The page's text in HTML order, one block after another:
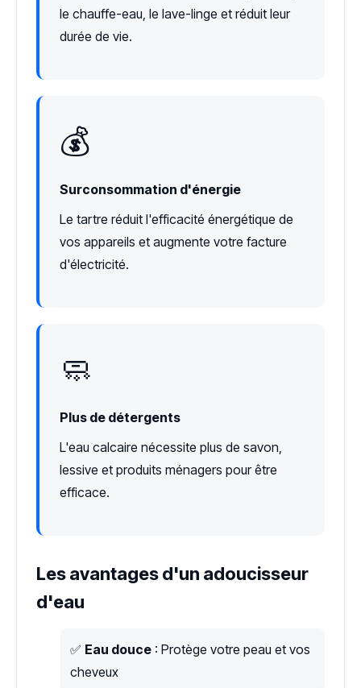
le chauffe-eau, le lave-linge et réduit leur
durée de vie.
💰
Surconsommation d'énergie
Le tartre réduit l'efficacité énergétique de
vos appareils et augmente votre facture
d'électricité.
🧼
Plus de détergents
L'eau calcaire nécessite plus de savon,
lessive et produits ménagers pour être
efficace.
Les avantages d'un adoucisseur
d'eau
✅ Eau douce : Protège votre peau et vos
cheveux